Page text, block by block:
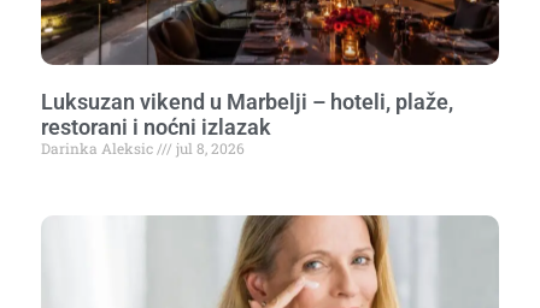
Luksuzan vikend u Marbelji – hoteli, plaže,
restorani i noćni izlazak
Darinka Aleksic jul 8, 2026